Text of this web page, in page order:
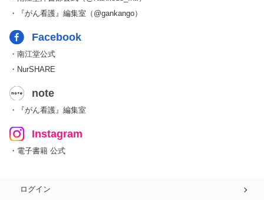
・『がん看護』編集室（@gankango）
Facebook
・南江堂公式
・NurSHARE
note
・『がん看護』編集室
Instagram
・電子書籍 公式
ログイン